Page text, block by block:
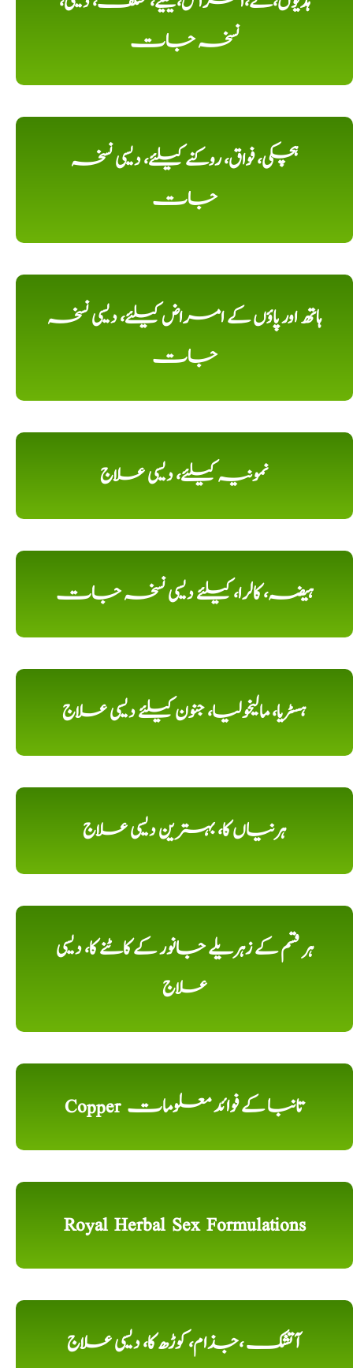
نسخہ جات
ہچکی، فواق، روکنے کیلئے، دیسی نسخہ
جات
ہاتھ اور پاؤں کے امراض کیلئے، دیسی نسخہ
جات
نمونیہ کیلئے، دیسی علاج
ہیضہ، کالرا، کیلئے دیسی نسخہ جات
ہسٹریا، مالیخولیا، جنون کیلئے دیسی علاج
ہرنیاں کا، بہترین دیسی علاج
ہر قسم کے زہریلے جانور کے کاٹنے کا، دیسی
علاج
Copper تانبا کے فوائد معلومات
Royal Herbal Sex Formulations
آتشک ،جذام، کوڑھ کا، دیسی علاج